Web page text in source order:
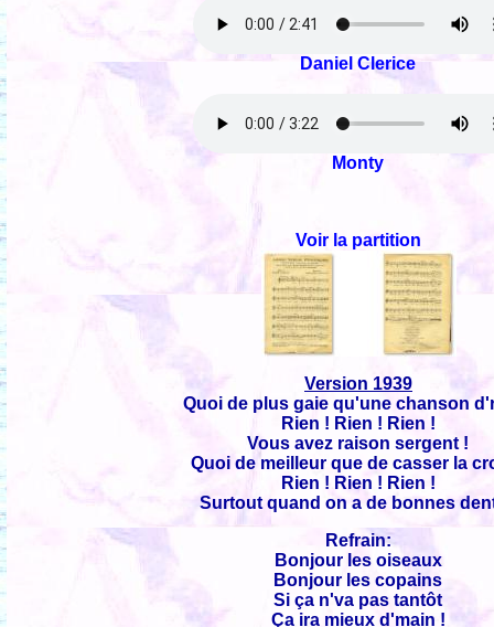
Daniel Clerice
Monty
Voir la partition
Version 1939
Quoi de plus gaie qu'une chanson
Rien ! Rien ! Rien !
Vous avez raison sergent !
Quoi de meilleur que de casser la
Rien ! Rien ! Rien !
Surtout quand on a de bonnes
Refrain:
Bonjour les oiseaux
Bonjour les copains
Si ça n'va pas tantôt
Ça ira mieux d'main !